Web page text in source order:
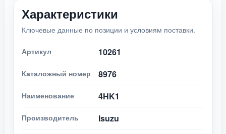
Характеристики
Ключевые данные по позиции и условиям поставки.
Артикул 10261
Каталожный номер 8976
Наименование 4HK1
Производитель Isuzu